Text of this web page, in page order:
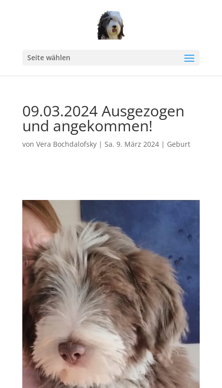
Seite wählen
09.03.2024 Ausgezogen
und angekommen!
von Vera Bochdalofsky| Sa. 9. März 2024| Geburt